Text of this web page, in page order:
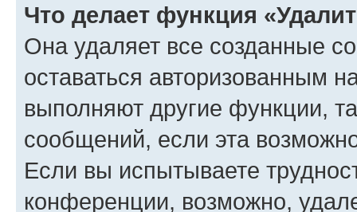
Что делает функция
Она удаляет все созданные
оставаться авторизованным
выполняют другие функции,
сообщений, если эта
Если вы испытываете
конференции, возможно,